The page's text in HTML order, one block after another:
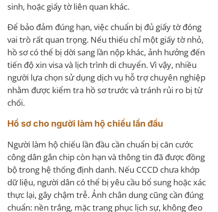
sinh, hoặc giấy tờ liên quan khác.
Để bảo đảm đúng hạn, việc chuẩn bị đủ giấy tờ đóng
vai trò rất quan trọng. Nếu thiếu chỉ một giấy tờ nhỏ,
hồ sơ có thể bị dời sang lần nộp khác, ảnh hưởng đến
tiến độ xin visa và lịch trình di chuyển. Vì vậy, nhiều
người lựa chọn sử dụng dịch vụ hỗ trợ chuyên nghiệp
nhằm được kiểm tra hồ sơ trước và tránh rủi ro bị từ
chối.
Hồ sơ cho người làm hộ chiếu lần đầu
Người làm hộ chiếu lần đầu cần chuẩn bị căn cước
công dân gắn chip còn hạn và thông tin đã được đồng
bộ trong hệ thống định danh. Nếu CCCD chưa khớp
dữ liệu, người dân có thể bị yêu cầu bổ sung hoặc xác
thực lại, gây chậm trễ. Ảnh chân dung cũng cần đúng
chuẩn: nền trắng, mặc trang phục lịch sự, không đeo